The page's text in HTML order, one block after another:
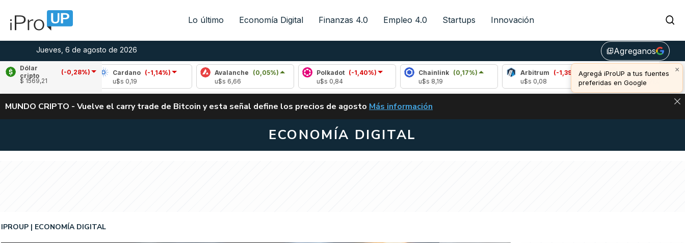
Lo último Economía Digital Finanzas 4.0 Empleo 4.0 Startups Innovación
Jueves, 6 de agosto de 2026 library_addAgreganos
×
Agregá iProUP a tus fuentes
preferidas en Google
Dólar
cripto
(-0,28%)
$ 1569,21
(-1,88%)
Cardano
(-1,14%)
Avalanche (0,05%)
Polkadot
(-1,40%)
Chainlink
(0,17%)
Arbitrum
(-1,39%)
Bitcoin
(0,67%)
u$s 64.721,00
ALERTA
MUNDO CRIPTO - Vuelve el carry trade de Bitcoin y esta señal define los precios de agosto VUELVE EL CARRY TRADE DE BITCOIN Y ESTA SEÑAL DEFINE LOS PRECIOS DE
Más información
ECONOMÍA DIGITAL
IPROUP ECONOMÍA DIGITAL